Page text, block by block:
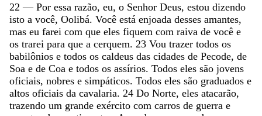
22 — Por essa razão, eu, o Senhor Deus, estou dizendo
isto a você, Oolibá. Você está enjoada desses amantes,
mas eu farei com que eles fiquem com raiva de você e
os trarei para que a cerquem. 23 Vou trazer todos os
babilônios e todos os caldeus das cidades de Pecode, de
Soa e de Coa e todos os assírios. Todos eles são jovens
oficiais, nobres e simpáticos. Todos eles são graduados e
altos oficiais da cavalaria. 24 Do Norte, eles atacarão,
trazendo um grande exército com carros de guerra e